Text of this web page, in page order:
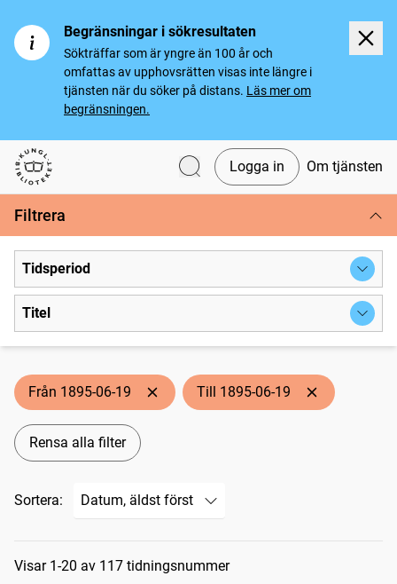
Begränsningar i sökresultaten
Sökträffar som är yngre än 100 år och
omfattas av upphovsrätten visas inte längre i
tjänsten när du söker på distans. Läs mer om
begränsningen.
Svenska tidningar
Logga in Om tjänsten
Filtrera
Tidsperiod
Titel
Från 1895-06-19 Till 1895-06-19
Rensa alla filter
Sortera:
Sökresultat
Visar 1-20 av 117 tidningsnummer